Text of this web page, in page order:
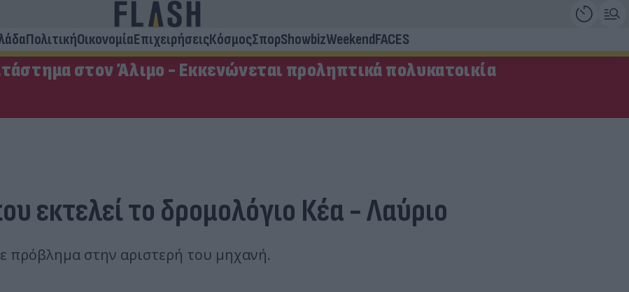
ΠολιτικήΟικονομίαΕπιχειρήσειςΚόσμοςΣπορShowbizWeekendFACES
στον Άλιμο - Εκκενώνεται προληπτικά πολυκατοικία
εκτελεί το δρομολόγιο Κέα - Λαύριο
πρόβλημα στην αριστερή του μηχανή.